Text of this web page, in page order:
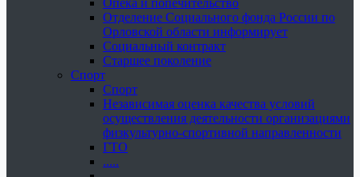
Опека и попечительство
Отделение Социального фонда России по
Орловской области информирует
Социальный контракт
Старшее поколение
Спорт
Спорт
Независимая оценка качества условий
осуществления деятельности организациями
физкультурно-спортивной направленности
ГТО
.....